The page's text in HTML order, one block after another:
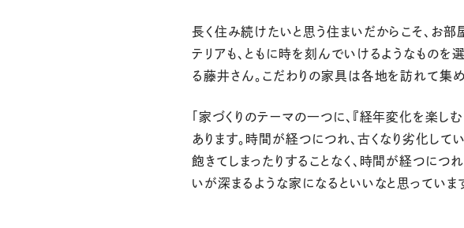
長く住み続けたいと思う住まいだからこそ、お部
テリアも、ともに時を刻んでいけるようなものを
る藤井さん。こだわりの家具は各地を訪れて集め
「家づくりのテーマの一つに、『経年変化を楽しむ
あります。時間が経つにつれ、古くなり劣化してい
飽きてしまったりすることなく、時間が経つにつ
いが深まるような家になるといいなと思っていま